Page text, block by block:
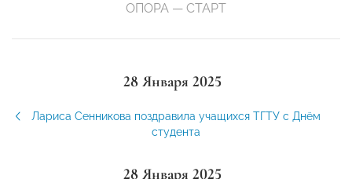
ОПОРА — СТАРТ
28 Января 2025
Лариса Сенникова поздравила учащихся ТГТУ с Днём
студента
28 Января 2025